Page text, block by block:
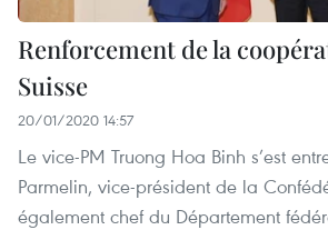
Renforcement de la
Suisse
20/01/2020 14:57
Le vice-PM Truong Hoa Binh s’est
Parmelin, vice-président de la
également chef du Département